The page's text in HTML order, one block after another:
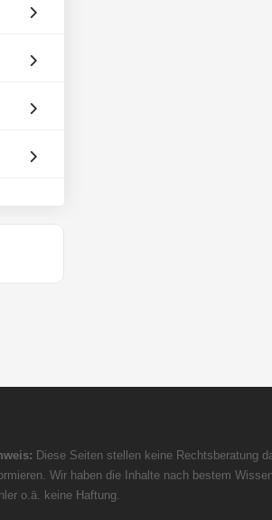
Diese Seiten stellen keine Rechtsberatung
Wir haben die Inhalte nach bestem
o.ä. keine Haftung.